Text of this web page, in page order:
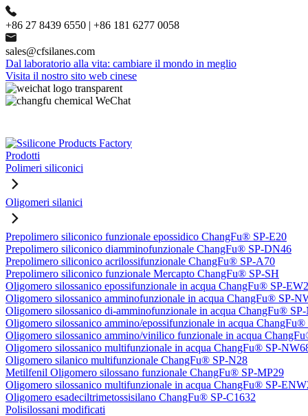
+86 27 8439 6550 | +86 181 6277 0058
sales@cfsilanes.com
Dal laboratorio alla vita: cambiare il mondo in meglio
Visita il nostro sito web cinese
Prodotti
Polimeri siliconici
Oligomeri silanici
Prepolimero siliconico funzionale epossidico ChangFu® SP-E20
Prepolimero siliconico diamminofunzionale ChangFu® SP-DN46
Prepolimero siliconico acrilossifunzionale ChangFu® SP-A70
Prepolimero siliconico funzionale Mercapto ChangFu® SP-SH
Oligomero silossanico epossifunzionale in acqua ChangFu® SP-
Oligomero silossanico amminofunzionale in acqua ChangFu® SP-
Oligomero silossanico di-amminofunzionale in acqua ChangFu®
Oligomero silossanico ammino/epossifunzionale in acqua
Oligomero silossanico ammino/vinilico funzionale in acqua
Oligomero silossanico multifunzionale in acqua ChangFu® SP-
Oligomero silanico multifunzionale ChangFu® SP-N28
Metilfenil Oligomero silossano funzionale ChangFu® SP-MP29
Oligomero silossanico multifunzionale in acqua ChangFu® SP-
Oligomero esadeciltrimetossisilano ChangFu® SP-C1632
Polisilossani modificati